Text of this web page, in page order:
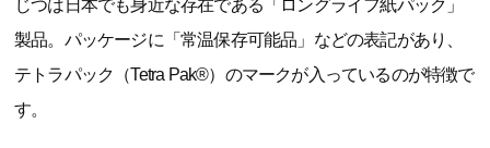
じつは日本でも身近な存在である「ロングライフ紙パック」
製品。パッケージに「常温保存可能品」などの表記があり、
テトラパック（Tetra Pak®）のマークが入っているのが特徴で
す。